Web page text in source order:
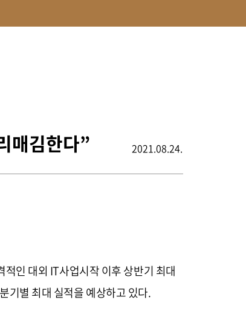
매김한다” 2021.08.24.
인 대외 IT사업시작 이후 상반기 최대
기별 최대 실적을 예상하고 있다.